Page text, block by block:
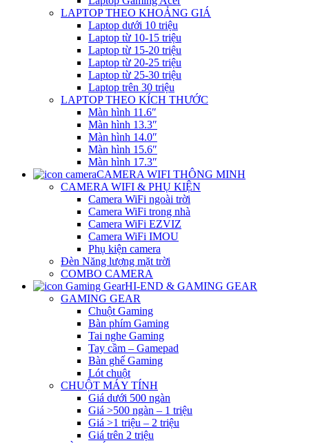
LAPTOP THEO KHOẢNG GIÁ
Laptop dưới 10 triệu
Laptop từ 10-15 triệu
Laptop từ 15-20 triệu
Laptop từ 20-25 triệu
Laptop từ 25-30 triệu
Laptop trên 30 triệu
LAPTOP THEO KÍCH THƯỚC
Màn hình 11.6″
Màn hình 13.3″
Màn hình 14.0″
Màn hình 15.6″
Màn hình 17.3″
CAMERA WIFI THÔNG MINH
CAMERA WIFI & PHỤ KIỆN
Camera WiFi ngoài trời
Camera WiFi trong nhà
Camera WiFi EZVIZ
Camera WiFi IMOU
Phụ kiện camera
Đèn Năng lượng mặt trời
COMBO CAMERA
HI-END & GAMING GEAR
GAMING GEAR
Chuột Gaming
Bàn phím Gaming
Tai nghe Gaming
Tay cầm – Gamepad
Bàn ghế Gaming
Lót chuột
CHUỘT MÁY TÍNH
Giá dưới 500 ngàn
Giá >500 ngàn – 1 triệu
Giá >1 triệu – 2 triệu
Giá trên 2 triệu